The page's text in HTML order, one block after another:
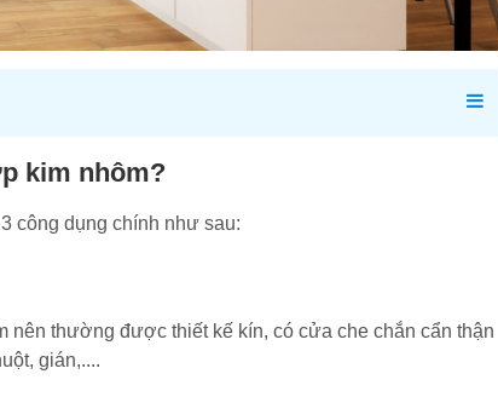
kim nhôm?
công dụng chính như sau:
thường được thiết kế kín, có cửa che chắn cẩn thận
gián,....